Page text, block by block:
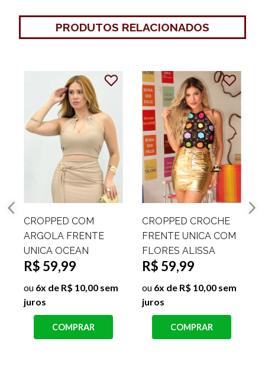
PRODUTOS RELACIONADOS
CROPPED COM
ARGOLA FRENTE
UNICA OCEAN
R$ 59,99
ou 6x de R$ 10,00 sem
juros
COMPRAR
CROPPED CROCHE
FRENTE UNICA COM
FLORES ALISSA
R$ 59,99
ou 6x de R$ 10,00 sem
juros
COMPRAR